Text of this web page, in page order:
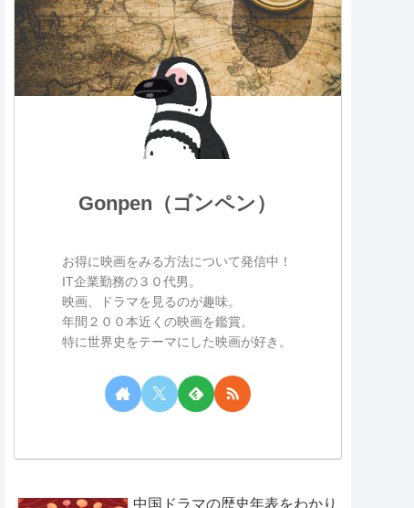
Gonpen（ゴンペン）
お得に映画をみる方法について発信中！
IT企業勤務の３０代男。
映画、ドラマを見るのが趣味。
年間２００本近くの映画を鑑賞。
特に世界史をテーマにした映画が好き。
中国ドラマの歴史年表をわかり